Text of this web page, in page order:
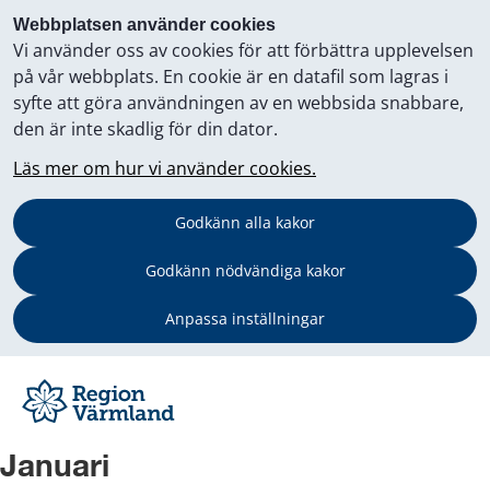
Webbplatsen använder cookies
Vi använder oss av cookies för att förbättra upplevelsen
på vår webbplats. En cookie är en datafil som lagras i
syfte att göra användningen av en webbsida snabbare,
den är inte skadlig för din dator.
Läs mer om hur vi använder cookies.
Godkänn alla kakor
Godkänn nödvändiga kakor
Anpassa inställningar
Januari